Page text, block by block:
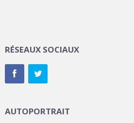
RÉSEAUX SOCIAUX
AUTOPORTRAIT